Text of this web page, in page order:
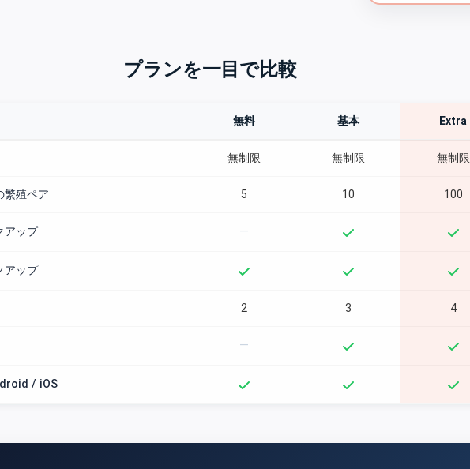
プランを一目で比較
無料 基本 Extra
無制限 無制限 無制限
繁殖ペア 5 10 100
アップ —
アップ
2 3 4
—
/ iOS